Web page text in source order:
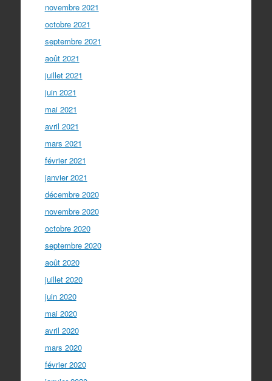
novembre 2021
octobre 2021
septembre 2021
août 2021
juillet 2021
juin 2021
mai 2021
avril 2021
mars 2021
février 2021
janvier 2021
décembre 2020
novembre 2020
octobre 2020
septembre 2020
août 2020
juillet 2020
juin 2020
mai 2020
avril 2020
mars 2020
février 2020